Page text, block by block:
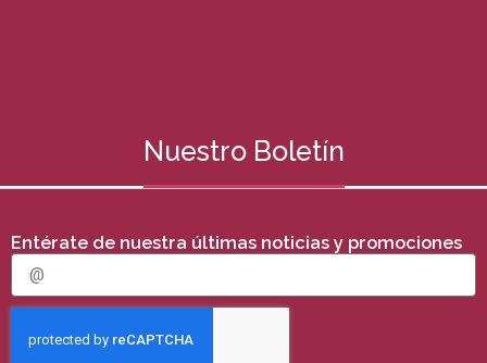
Nuestro Boletín
Entérate de nuestra últimas noticias y promociones
E
a